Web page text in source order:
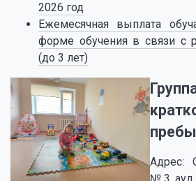
2026 год
Ежемесячная выплата
форме обучения в связи с
(до 3 лет)
Адрес: